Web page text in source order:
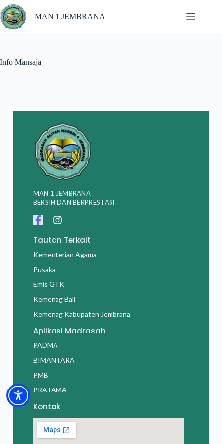
MAN 1 JEMBRANA
Info Mansaja
MAN 1 JEMBRANA
BERSIH DAN BERPRESTASI
Tautan Terkait
Kementerian Agama
Pusaka
Emis GTK
Kemenag Bali
Kemenag Kabupaten Jembrana
Aplikasi Madrasah
PADMA
BIMANTARA
PMB
PRATAMA
Kontak